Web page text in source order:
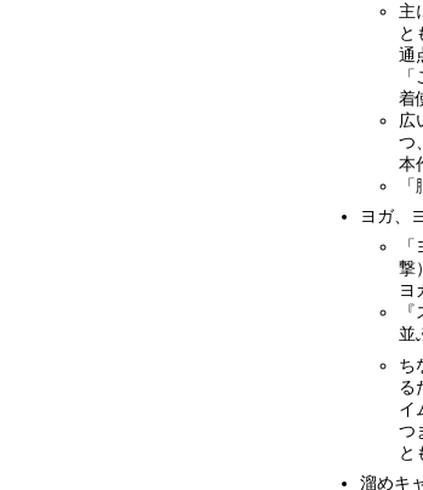
主
と
通
着
広
つ
本
ヨガ、
撃
ヨ
並
ち
る
イ
つ
と
溜めキ